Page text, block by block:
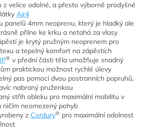
z velice odolné, a přesto výborně prodyšné
Air4
panelů 4mm neoprenu, který je hladký ale
přilne ke krku a netahá za vlasy
je krytý pružným neoprenem pro
a tepelný komfort na zápěstích
® v přední části těla umožňuje snadný
praktickou možnost rychlé úlevy
pas pomocí dvou postranních popruhů,
nabraný pruženkou
střih obleku pro maximální mobilitu v
ničím neomezený pohyb
z Cordury® pro maximální odolnost